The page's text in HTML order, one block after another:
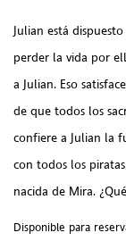
Julian está
perder la vida por
a Julian. Eso
de que todos los
confiere a Julian la
con todos los
nacida de Mira.
Disponible para